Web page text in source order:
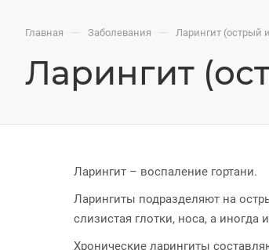
Главная — Заболевания — Ларингит (острый
Ларингит
Ларингит – воспаление гортани.
Ларингиты подразделяют на
слизистая глотки, носа, а иногда
Хронические ларингиты